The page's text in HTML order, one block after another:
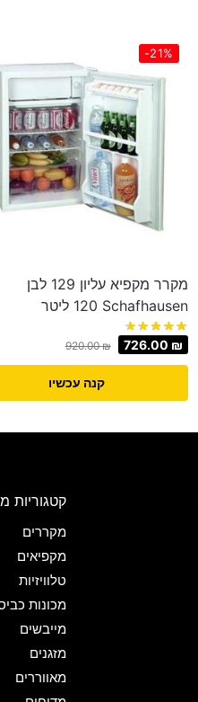
-21%
מקרר מקפיא עליון 129 לבן
Schafhausen ‏120 ‏ליטר
920.00₪ 726.00 ₪
קנה עכשיו
קטגוריות
מקררים
מקפיאים
טלוויזיות
מכונות
מייבשים
מזגנים
מאווררים